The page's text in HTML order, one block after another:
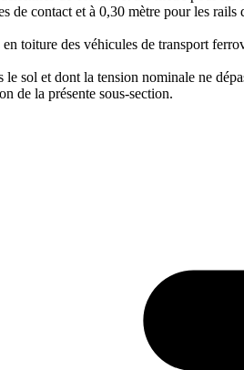
de contact et à 0,30 mètre pour les rails
toiture des véhicules de transport
sol et dont la tension nominale ne
de la présente sous-section.